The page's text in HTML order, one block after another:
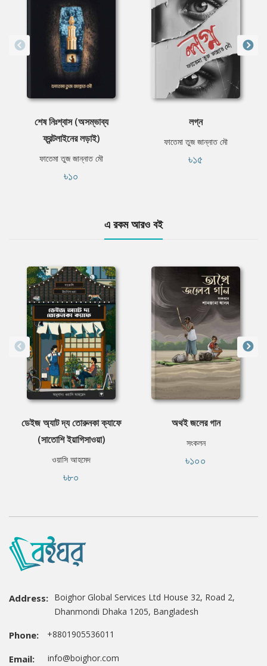
শেষ নিঃশ্বাস (অসম্ভাব্য
ফ্রন্টলাইনের লড়াই)
ফাতেমা তুজ জান্নাত মৌ
৳১০
লগ্ন
ফাতেমা তুজ জান্নাত মৌ
৳১৫
এ রকম আরও বই
ডেইজ অ্যাট দ্য তোরুনকা ক্যাফে
(সাতোশি ইয়াগিসাওয়া)
ওয়াসি আহমেদ
৳৮০
অথই জলের গান
সংকলন
৳১০০
Address: Boighor Global Services Ltd House 32, Road 2,
Dhanmondi Dhaka 1205, Bangladesh
Phone: +8801905536011
Email: info@boighor.com